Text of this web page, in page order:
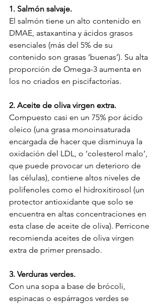
1. Salmón salvaje.
El salmón tiene un alto contenido en
DMAE, astaxantina y ácidos grasos
esenciales (más del 5% de su
contenido son grasas ‘buenas’). Su alta
proporción de Omega-3 aumenta en
los no criados en piscifactorías.
2. Aceite de oliva virgen extra.
Compuesto casi en un 75% por ácido
oleico (una grasa monoinsaturada
encargada de hacer que disminuya la
oxidación del LDL, o ‘colesterol malo’,
que puede provocar un deterioro de
las células), contiene altos niveles de
polifenoles como el hidroxitirosol (un
protector antioxidante que solo se
encuentra en altas concentraciones en
esta clase de aceite de oliva). Perricone
recomienda aceites de oliva virgen
extra de primer prensado.
3. Verduras verdes.
Con una sopa a base de brócoli,
espinacas o espárragos verdes se